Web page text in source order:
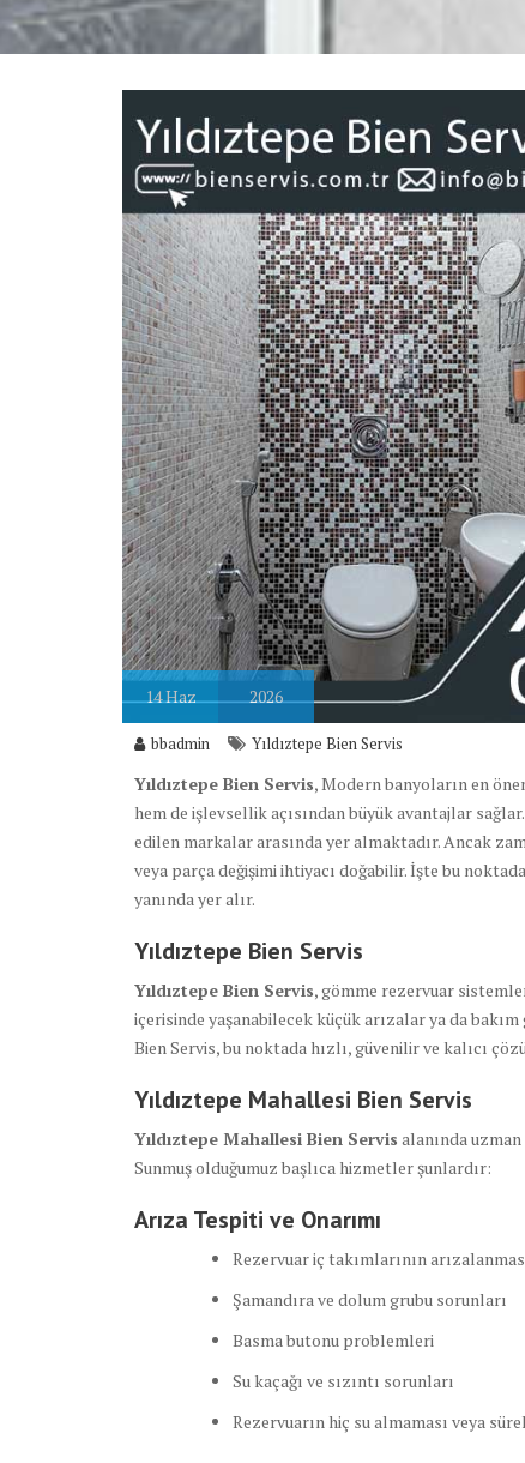
14Haz 2026
bbadmin Yıldıztepe Bien Servis
Yıldıztepe Bien Servis, Modern banyoların en
hem de işlevsellik açısından büyük avantajlar sağlar.
edilen markalar arasında yer almaktadır. Ancak
veya parça değişimi ihtiyacı doğabilir. İşte bu noktada
yanında yer alır.
Yıldıztepe Bien Servis
Yıldıztepe Bien Servis, gömme rezervuar
içerisinde yaşanabilecek küçük arızalar ya da
Bien Servis, bu noktada hızlı, güvenilir ve kalıcı
Yıldıztepe Mahallesi Bien Servis
Yıldıztepe Mahallesi Bien Servis alanında
Sunmuş olduğumuz başlıca hizmetler şunlardır:
Arıza Tespiti ve Onarımı
Rezervuar iç takımlarının
Şamandıra ve dolum grubu sorunları
Basma butonu problemleri
Su kaçağı ve sızıntı sorunları
Rezervuarın hiç su almaması veya